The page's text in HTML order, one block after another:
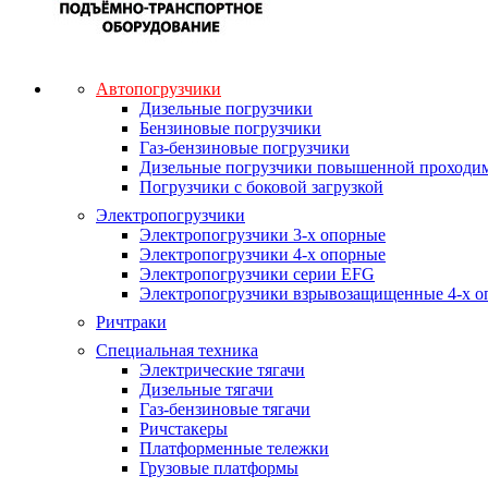
Автопогрузчики
Дизельные погрузчики
Бензиновые погрузчики
Газ-бензиновые погрузчики
Дизельные погрузчики повышенной
Погрузчики с боковой загрузкой
Электропогрузчики
Электропогрузчики 3-х опорные
Электропогрузчики 4-х опорные
Электропогрузчики серии EFG
Электропогрузчики взрывозащищенные 4-х
Ричтраки
Специальная техника
Электрические тягачи
Дизельные тягачи
Газ-бензиновые тягачи
Ричстакеры
Платформенные тележки
Грузовые платформы